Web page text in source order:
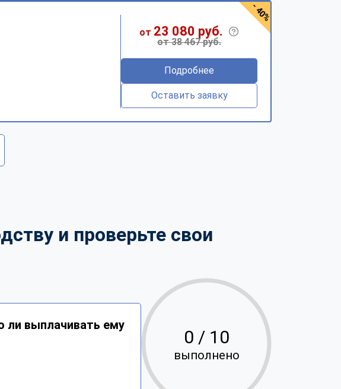
от 23 080 руб.
от 38 467 руб.
Подробнее
Оставить заявку
- 40%
и проверьте свои
ли выплачивать ему
0 / 10
выполнено